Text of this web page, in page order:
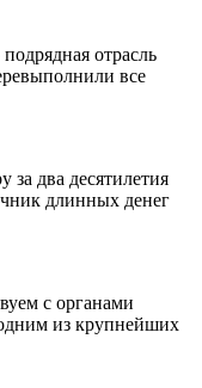
отрасль
все
два десятилетия
длинных денег
с органами
из крупнейших